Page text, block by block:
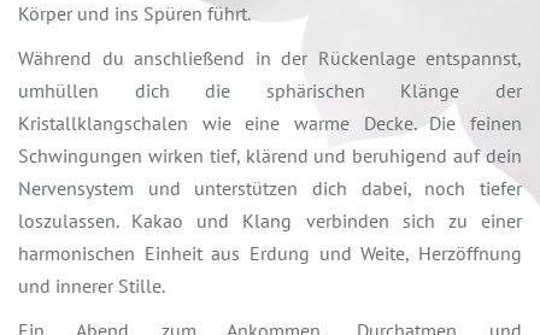
Körper und ins Spüren führt.
Während du anschließend in der Rückenlage entspannst,
umhüllen dich die sphärischen Klänge der
Kristallklangschalen wie eine warme Decke. Die feinen
Schwingungen wirken tief, klärend und beruhigend auf dein
Nervensystem und unterstützen dich dabei, noch tiefer
loszulassen. Kakao und Klang verbinden sich zu einer
harmonischen Einheit aus Erdung und Weite, Herzöffnung
und innerer Stille.
Ein Abend zum Ankommen, Durchatmen und